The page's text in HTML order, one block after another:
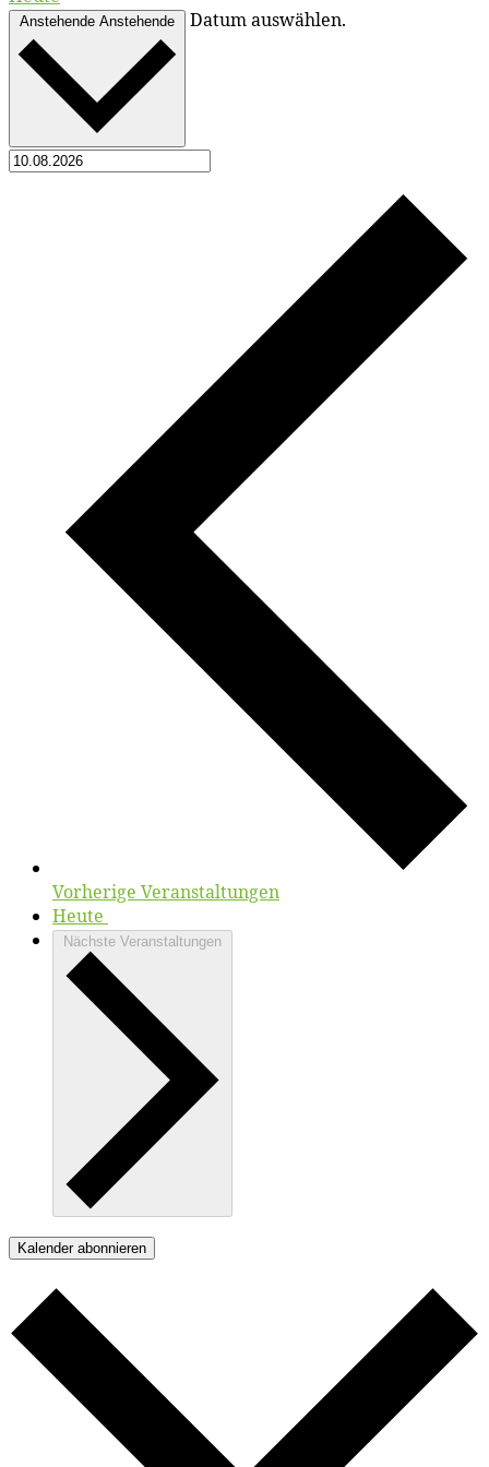
Anstehende Anstehende Da­tum auswählen.
Vor­he­ri­ge Ver­an­stal­tun­gen
Heute
Nächste Veranstaltungen
Kalender abonnieren